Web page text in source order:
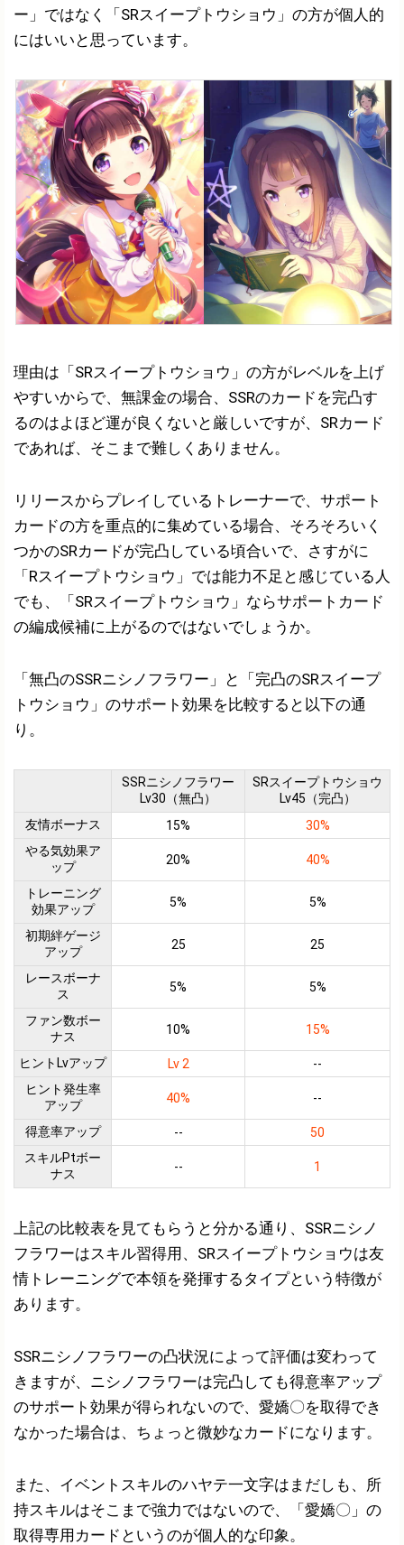
ー」ではなく「SRスイープトウショウ」の方が個人的
にはいいと思っています。
理由は「SRスイープトウショウ」の方がレベルを上げ
やすいからで、無課金の場合、SSRのカードを完凸す
るのはよほど運が良くないと厳しいですが、SRカード
であれば、そこまで難しくありません。
リリースからプレイしているトレーナーで、サポート
カードの方を重点的に集めている場合、そろそろいく
つかのSRカードが完凸している頃合いで、さすがに
「Rスイープトウショウ」では能力不足と感じている人
でも、「SRスイープトウショウ」ならサポートカード
の編成候補に上がるのではないでしょうか。
「無凸のSSRニシノフラワー」と「完凸のSRスイープ
トウショウ」のサポート効果を比較すると以下の通
り。
SSRニシノフラワー
Lv30（無凸）
SRスイープトウショウ
Lv45（完凸）
友情ボーナス
15%
30%
やる気効果ア
ップ
20% 40%
トレーニング
効果アップ
5% 5%
初期絆ゲージ
アップ
25 25
レースボーナ
ス
5% 5%
ファン数ボー
ナス
10% 15%
ヒントLvアップ Lv 2
--
ヒント発生率
アップ
40% --
得意率アップ --
50
スキルPtボー
ナス
-- 1
上記の比較表を見てもらうと分かる通り、SSRニシノ
フラワーはスキル習得用、SRスイープトウショウは友
情トレーニングで本領を発揮するタイプという特徴が
あります。
SSRニシノフラワーの凸状況によって評価は変わって
きますが、ニシノフラワーは完凸しても得意率アップ
のサポート効果が得られないので、愛嬌〇を取得でき
なかった場合は、ちょっと微妙なカードになります。
また、イベントスキルのハヤテ一文字はまだしも、所
持スキルはそこまで強力ではないので、「愛嬌〇」の
取得専用カードというのが個人的な印象。